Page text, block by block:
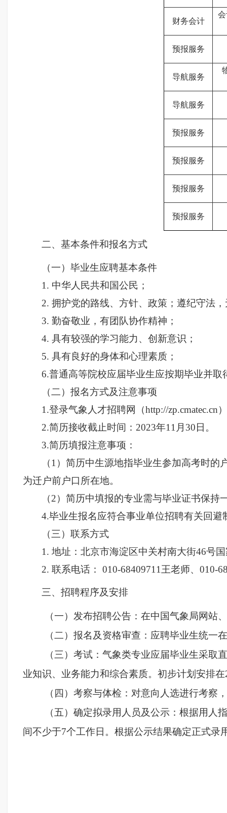
财务会计
预报服务
导航服务
导航服务
预报服务
预报服务
预报服务
预报服务
二、基本条件和报名方式
（一）毕业生应聘基本条件
1. 中华人民共和国公民；
2. 拥护党的路线、方针、政策；遵纪守法
3. 勤奋敬业，有团队协作精神；
4. 具有较强的学习能力、创新意识；
5. 具有良好的身体和心理素质；
6.普通高等院校应届毕业生应按期毕业并
（二）报名方式及注意事项
1.登录气象人才招聘网（http://
2.简历接收截止时间：2023年11月30日。
3.简历填报注意事项：
（1）简历中生源地指毕业生参加高考时
为迁户前户口所在地。
（2）简历中填报的专业需与毕业证书保
4.毕业生报名应符合事业单位招聘有关回避
（三）联系方式
1. 地址：北京市海淀区中关村南大街46号
2. 联系电话： 010-68409711王老师、010-
三、招聘程序及安排
（一）发布招聘公告：在中国气象局网站
（二）报名及资格审查：应聘毕业生统
（三）考试：气象类专业应届毕业生采
业知识、业务能力和综合素质。初步计划安排
（四）考察与体检：对意向人选进行考
（五）确定拟录用人员及公示：根据用
间不少于7个工作日。根据公示结果确定正式录